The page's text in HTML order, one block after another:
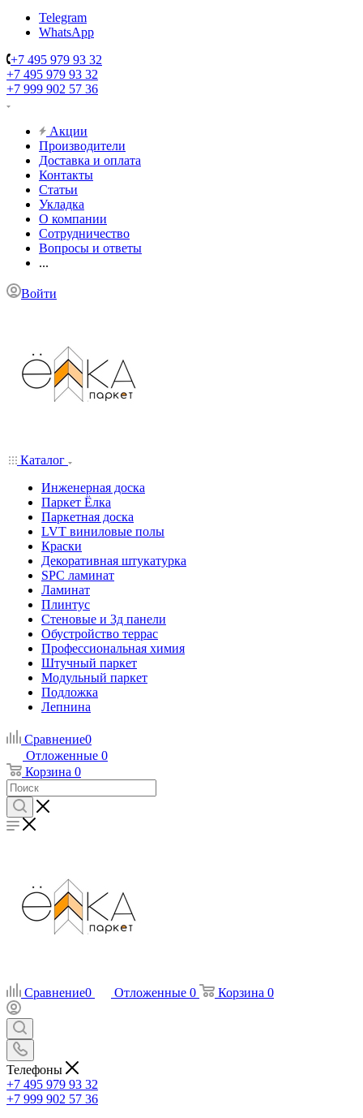
Telegram
WhatsApp
+7 495 979 93 32
+7 495 979 93 32
+7 999 902 57 36
Акции
Производители
Доставка и оплата
Контакты
Статьи
Укладка
О компании
Сотрудничество
Вопросы и ответы
...
Войти
Каталог
Инженерная доска
Паркет Ёлка
Паркетная доска
LVT виниловые полы
Краски
Декоративная штукатурка
SPC ламинат
Ламинат
Плинтус
Стеновые и 3д панели
Обустройство террас
Профессиональная химия
Штучный паркет
Модульный паркет
Подложка
Лепнина
Сравнение0
Отложенные 0
Корзина 0
Сравнение0 Отложенные 0 Корзина 0
Телефоны
+7 495 979 93 32
+7 999 902 57 36